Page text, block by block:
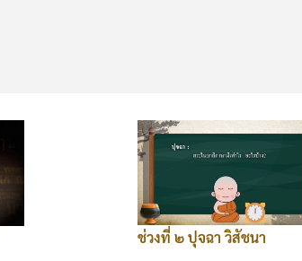
ช่วงที่ ๒ ปุจฉา วิสัชนา